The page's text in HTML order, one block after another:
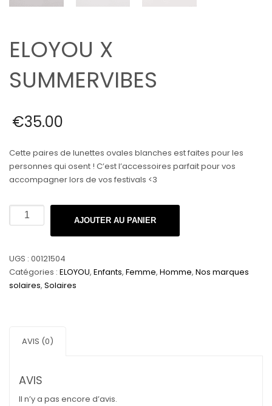
ELOYOU X
SUMMERVIBES
€35.00
Cette paires de lunettes ovales blanches est faites pour les
personnes qui osent ! C’est l’accessoires parfait pour vos
accompagner lors de vos festivals <3
quantité
de
SUMMERVIBES
AJOUTER AU PANIER
UGS : 00121504
Catégories : ELOYOU, Enfants, Femme, Homme, Nos marques
solaires, Solaires
AVIS (0)
AVIS
Il n’y a pas encore d’avis.